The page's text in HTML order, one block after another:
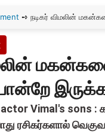
➺ நடிகர் விமலின்
actor Vimal's sons
ரசிகர்களால்